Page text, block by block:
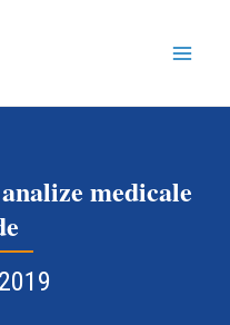
medicale